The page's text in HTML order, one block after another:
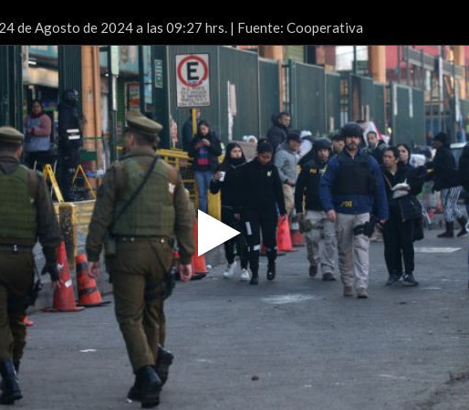
de Agosto de 2024 a las 09:27 hrs. | Fuente: Cooperativa
Play
Video